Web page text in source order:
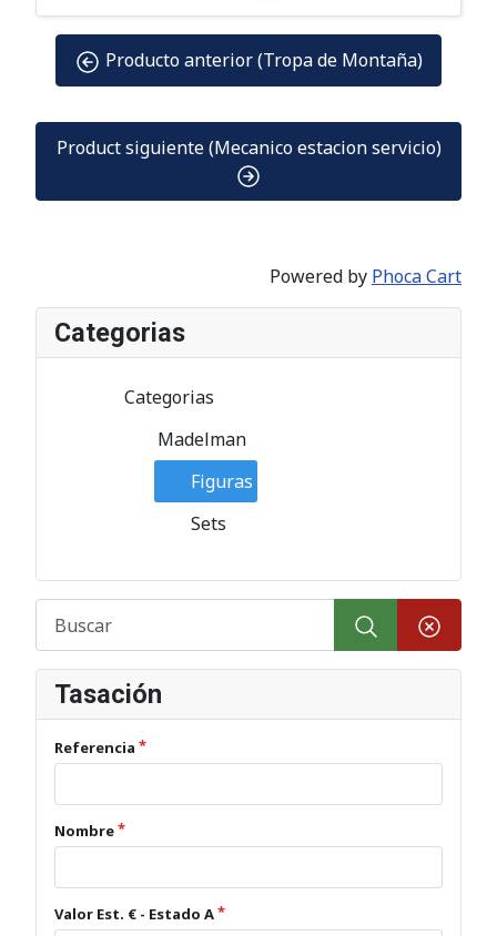
Categorias
Categorias
Madelman
Figuras
Sets
Tasación
Referencia
Nombre
Valor Est. € - Estado A
Producto anterior (Tropa de Montaña)
Product siguiente (Mecanico estacion servicio)
Powered by Phoca Cart